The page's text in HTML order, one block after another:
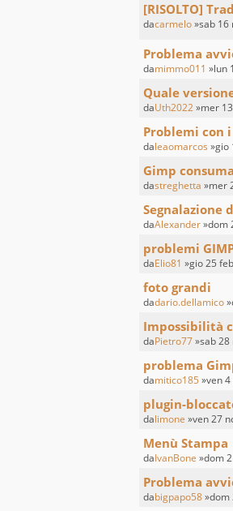
[RISOLTO]
dacarmelo»sab 16
Problema
damimmo011 »lun
Quale
daUth2022»mer
Problemi con
daleaomarcos »gio
Gimp
dastreghetta »mer
Segnalazione
daAlexander»dom
problemi
daElio81 »gio 25
foto grandi
dadario.dellamico
Impossibilità
daPietro77»sab 28
problema
damitico185 »ven
plugin-
dalimone »ven 27
Menù Stampa
daIvanBone »dom
Problema
dabigpapo58»dom